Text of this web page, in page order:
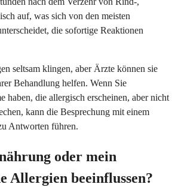
auf, was sich von den meisten
die sofortige Reaktionen
seltsam klingen, aber Ärzte können sie
Behandlung helfen. Wenn Sie
haben, die allergisch erscheinen, aber nicht
kann die Besprechung mit einem
Antworten führen.
oder mein
Allergien beeinflussen?